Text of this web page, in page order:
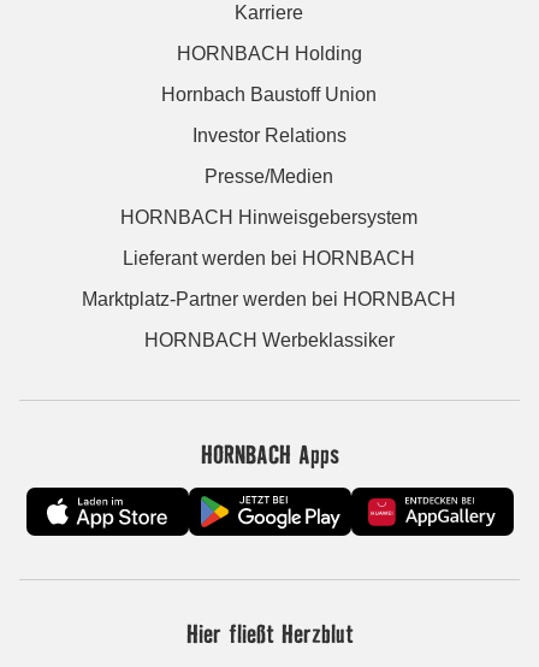
Karriere
HORNBACH Holding
Hornbach Baustoff Union
Investor Relations
Presse/Medien
HORNBACH Hinweisgebersystem
Lieferant werden bei HORNBACH
Marktplatz-Partner werden bei HORNBACH
HORNBACH Werbeklassiker
HORNBACH Apps
Hier fließt Herzblut